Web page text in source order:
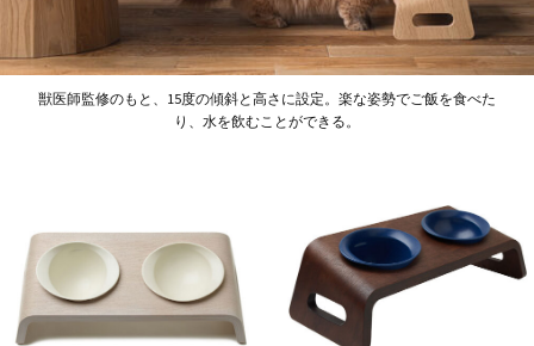
獣医師監修のもと、15度の傾斜と高さに設定。楽な姿勢でご飯を食べた
り、水を飲むことができる。